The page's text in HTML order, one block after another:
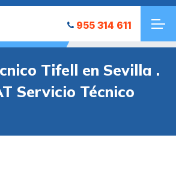
955 314 611
Tifell en Sevilla .
Servicio Técnico